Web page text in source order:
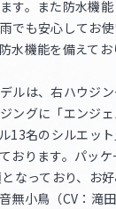
す。また防水機
でも安心してお
水機能を備えてお
ルは、右ハウジ
ングに「エンジェ
13名のシルエッ
おります。パッ
なっており、お
無小鳥（CV：滝